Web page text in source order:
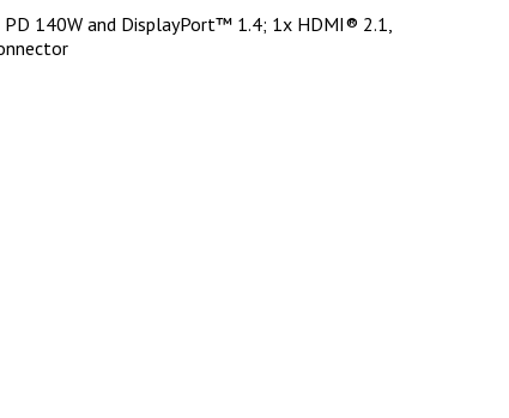
PD 140W and DisplayPort™ 1.4; 1x HDMI® 2.1,